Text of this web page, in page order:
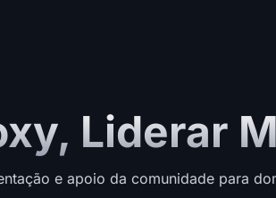
Liderar
e apoio da comunidade para